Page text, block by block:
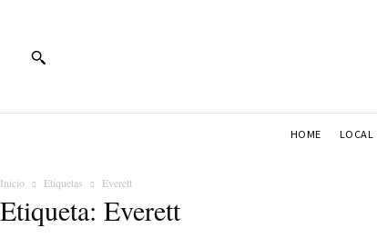
HOME LOCAL
Inicio Etiquetas Everett
Etiqueta: Everett